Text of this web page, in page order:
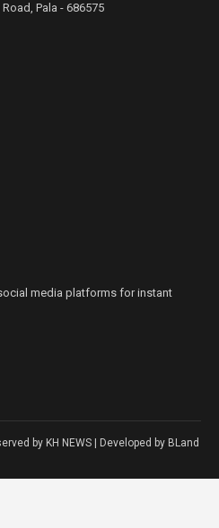
Pala - 686575
media platforms for instant
by KH NEWS | Developed by BLand